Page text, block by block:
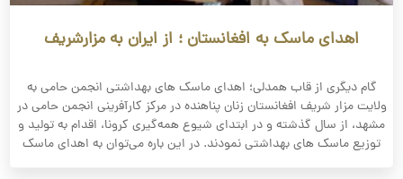
اهدای ماسک به افغانستان ؛ از ایران به مزارشریف
گام دیگری از قاب همدلی؛ اهدای ماسک های بهداشتی انجمن حامی به
ولایت مزار شریف افغانستان زنان پناهنده در مرکز کارآفرینی انجمن حامی در
مشهد، از سال گذشته و در ابتدای شیوع همه‌گیری کرونا، اقدام به تولید و
توزیع ماسک های بهداشتی نمودند. در این باره می‌توان به اهدای ماسک‌